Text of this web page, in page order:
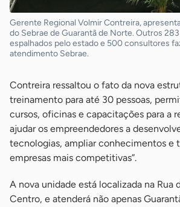
Gerente Regional Volmir Contreira,
do Sebrae de Guarantã de Norte. Outros
espalhados pelo estado e 500 consultores
atendimento Sebrae.
Contreira ressaltou o fato da nova
treinamento para até 30 pessoas,
cursos, oficinas e capacitações para a
ajudar os empreendedores a
tecnologias, ampliar conhecimentos e
empresas mais competitivas”.
A nova unidade está localizada na Rua
Centro, e atenderá não apenas